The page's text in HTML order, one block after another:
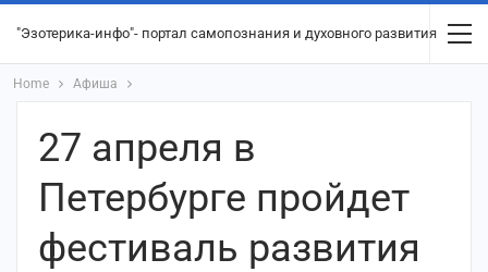
"Эзотерика-инфо"- портал самопознания и духовного развития
Home Афиша
27 апреля в
Петербурге пройдет
фестиваль развития